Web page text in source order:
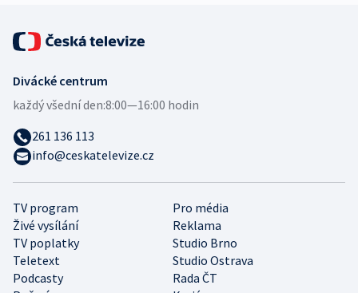
TV program
Pro média
Živé vysílání
Reklama
TV poplatky
Studio Brno
Teletext
Studio Ostrava
Podcasty
Rada ČT
Divácké centrum
každý všední den:8:00—16:00 hodin
261 136 113
info@ceskatelevize.cz